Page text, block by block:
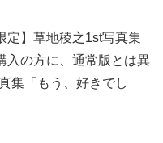
定】草地稜之1st写真集
入の方に、通常版とは異
集「もう、好きでし